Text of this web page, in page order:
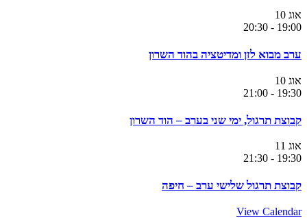
אוג 10
19:00
-
20:30
ערב מבוא לזן ומדיטציה בהוד השרון
אוג 10
19:30
-
21:00
קבוצת תרגול, ימי שני בערב – הוד השרון
אוג 11
19:30
-
21:30
קבוצת תרגול שלישי ערב – חיפה
View Calendar